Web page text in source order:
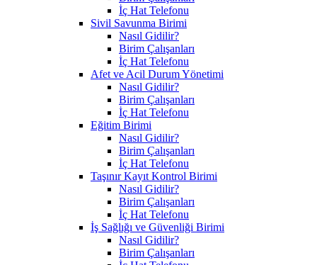
İç Hat Telefonu
Sivil Savunma Birimi
Nasıl Gidilir?
Birim Çalışanları
İç Hat Telefonu
Afet ve Acil Durum Yönetimi
Nasıl Gidilir?
Birim Çalışanları
İç Hat Telefonu
Eğitim Birimi
Nasıl Gidilir?
Birim Çalışanları
İç Hat Telefonu
Taşınır Kayıt Kontrol Birimi
Nasıl Gidilir?
Birim Çalışanları
İç Hat Telefonu
İş Sağlığı ve Güvenliği Birimi
Nasıl Gidilir?
Birim Çalışanları